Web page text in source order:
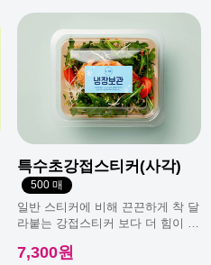
특수초강접스티커(사각)
500 매
일반 스티커에 비해 끈끈하게 착 달
라붙는 강접스티커 보다 더 힘이 남
7,300원